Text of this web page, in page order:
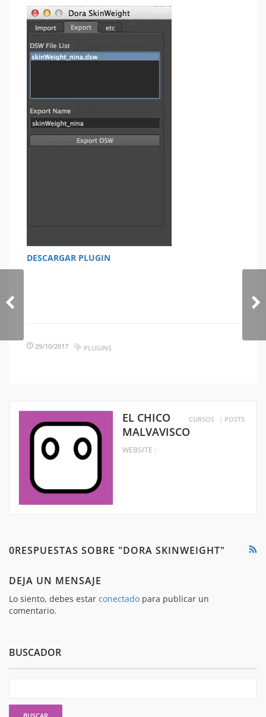
DESCARGAR PLUGIN
29/10/2017 PLUGINS
POSTS
|
CURSOS
EL CHICO
MALVAVISCO
WEBSITE :
0RESPUESTAS SOBRE "DORA SKINWEIGHT"
DEJA UN MENSAJE
Lo siento, debes estar conectado para publicar un
comentario.
BUSCADOR